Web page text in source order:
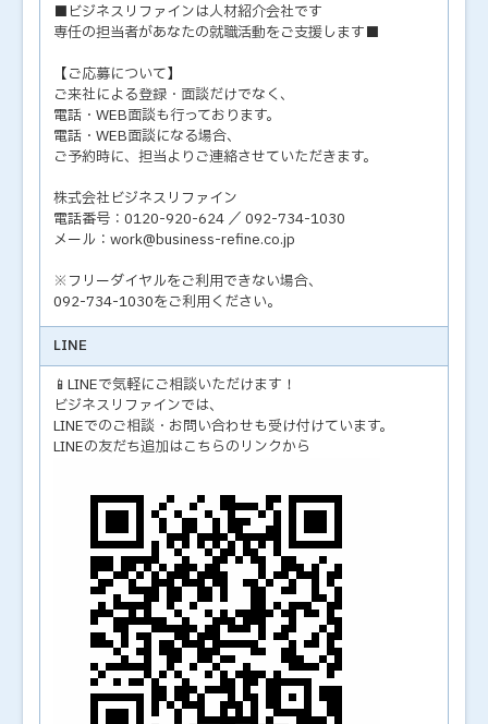
■ビジネスリファインは人材紹介会社です
専任の担当者があなたの就職活動をご支援します■
【ご応募について】
ご来社による登録・面談だけでなく、
電話・WEB面談も行っております。
電話・WEB面談になる場合、
ご予約時に、担当よりご連絡させていただきます。
株式会社ビジネスリファイン
電話番号：0120-920-624 ／ 092-734-1030
メール：work@business-refine.co.jp
※フリーダイヤルをご利用できない場合、
092-734-1030をご利用ください。
LINE
📱LINEで気軽にご相談いただけます！
ビジネスリファインでは、
LINEでのご相談・お問い合わせも受け付けています。
LINEの友だち追加はこちらのリンクから